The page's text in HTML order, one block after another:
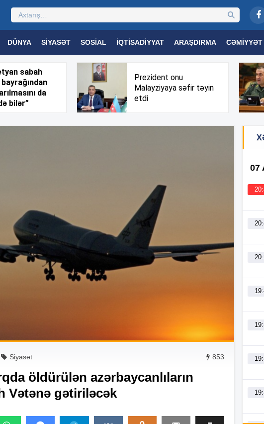
DÜNYA SIYASƏT SOSIAL İQTISADIYYAT ARAŞDIRMA CƏMIYYƏT
TEXNOLOGIYA TƏHSIL TRIBUNA TV
sabah
da
bilər”
Prezident onu
Malayziyaya səfir təyin
etdi
Siyasət 853
öldürülən azərbaycanlıların
Vətənə gətiriləcək
07